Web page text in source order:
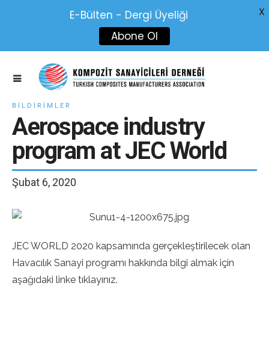
BILDIRIMLER
Aerospace industry
program at JEC World
Şubat 6, 2020
JEC WORLD 2020 kapsamında gerçekleştirilecek olan
Havacılık Sanayi programı hakkında bilgi almak için
aşağıdaki linke tıklayınız.
E-Bülten - Dergi Üyeliği
Abone Ol
X